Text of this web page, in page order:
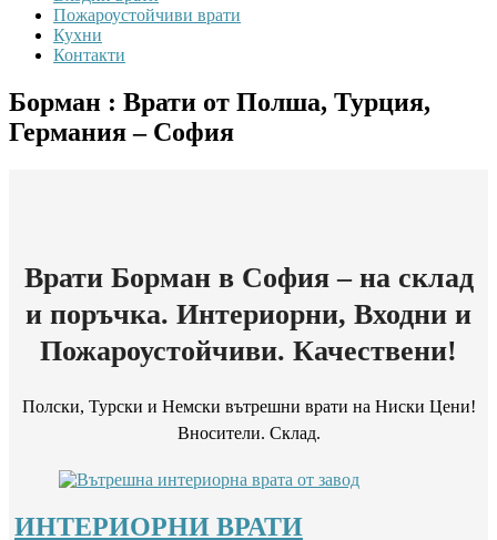
Пожароустойчиви врати
Кухни
Контакти
Борман : Врати от Полша, Турция,
Германия – София
Врати Борман в София – на склад
и поръчка. Интериорни, Входни и
Пожароустойчиви. Качествени!
Полски, Турски и Немски вътрешни врати на Ниски Цени!
Вносители. Склад.
ИНТЕРИОРНИ ВРАТИ